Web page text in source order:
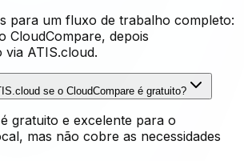
para um fluxo de trabalho completo:
CloudCompare, depois
ATIS.cloud.
se o CloudCompare é gratuito?
gratuito e excelente para o
mas não cobre as necessidades